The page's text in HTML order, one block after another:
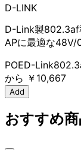
D-LINK
D-Link製802.3af
APに最適な48V/
POED-Link
から ￥10,667
Add
おすすめ